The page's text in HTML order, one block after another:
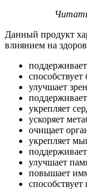
Данный продукт
влиянием на
улучшает
укрепляет
ускоряет
очищает
укрепляет
улучшает
повышает